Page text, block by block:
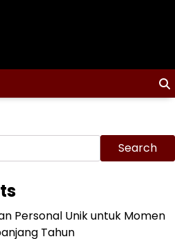
Search
Personal Unik untuk Momen
Tahun